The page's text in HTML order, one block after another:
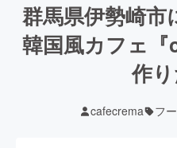
群馬県伊勢崎
韓国風カフェ
作
cafecrema フ